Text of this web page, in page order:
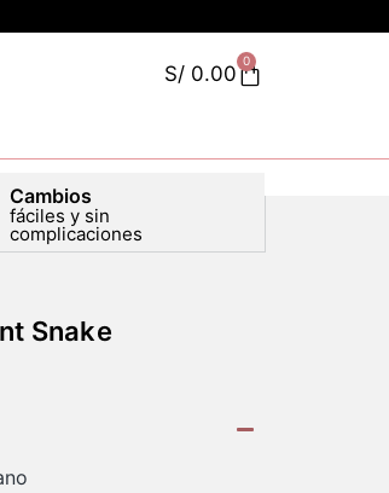
S/ 0.00
0
Cambios
fáciles y sin
complicaciones
Snake